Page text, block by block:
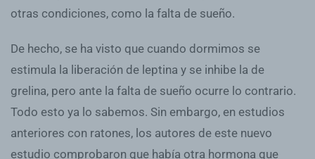
otras condiciones, como la falta de sueño.
De hecho, se ha visto que cuando dormimos se
estimula la liberación de leptina y se inhibe la de
grelina, pero ante la falta de sueño ocurre lo contrario.
Todo esto ya lo sabemos. Sin embargo, en estudios
anteriores con ratones, los autores de este nuevo
estudio comprobaron que había otra hormona que